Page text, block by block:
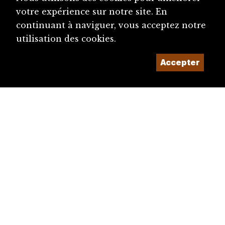
votre expérience sur notre site. En
continuant à naviguer, vous acceptez notre
utilisation des cookies.
Accepter